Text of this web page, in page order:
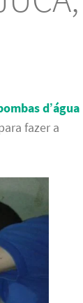
d’água
fazer a